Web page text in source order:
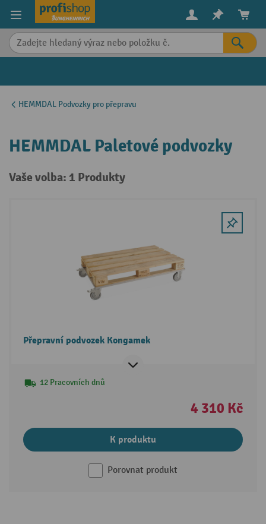
content
HEMMDAL Podvozky pro přepravu
HEMMDAL Paletové podvozky
Vaše volba: 1 Produkty
Přepravní podvozek Kongamek
12 Pracovních dnů
4 310 Kč
K produktu
Porovnat produkt